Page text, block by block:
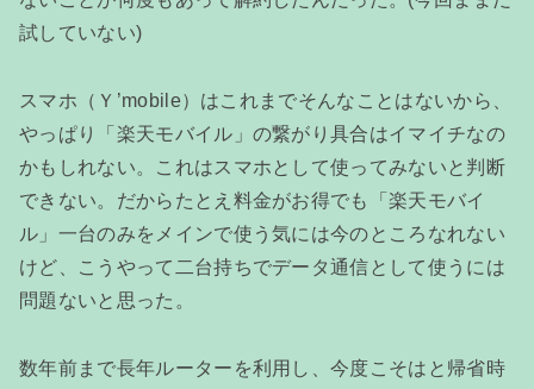
試していない)
スマホ（Ｙ’mobile）はこれまでそんなことはないから、
やっぱり「楽天モバイル」の繋がり具合はイマイチなの
かもしれない。これはスマホとして使ってみないと判断
できない。だからたとえ料金がお得でも「楽天モバイ
ル」一台のみをメインで使う気には今のところなれない
けど、こうやって二台持ちでデータ通信として使うには
問題ないと思った。
数年前まで長年ルーターを利用し、今度こそはと帰省時